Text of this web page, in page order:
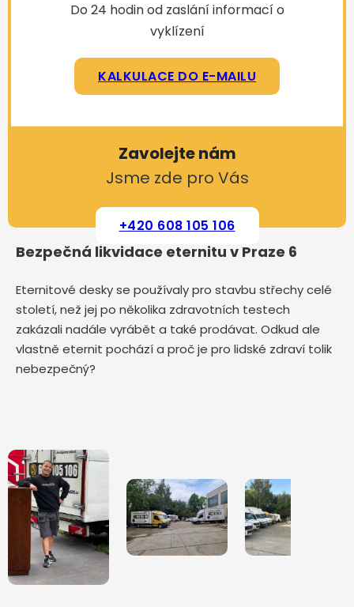
Do 24 hodin od zaslání informací o
vyklízení
KALKULACE DO E-MAILU
Zavolejte nám
Jsme zde pro Vás
+420 608 105 106
Bezpečná likvidace eternitu v Praze 6
Eternitové desky se používaly pro stavbu střechy celé
století, než jej po několika zdravotních testech
zakázali nadále vyrábět a také prodávat. Odkud ale
vlastně eternit pochází a proč je pro lidské zdraví tolik
nebezpečný?